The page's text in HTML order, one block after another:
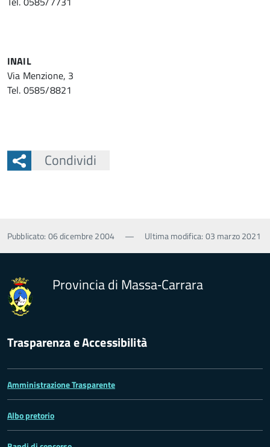
INAIL
Via Menzione, 3
Tel. 0585/8821
Condividi
Pubblicato: 06 dicembre 2004 — Ultima modifica: 03 marzo 2021
Provincia di Massa‑Carrara
Trasparenza e Accessibilità
Amministrazione Trasparente
Albo pretorio